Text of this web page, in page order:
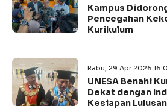
Kampus
Pencegahan
Kurikulum
Rabu, 29 Apr 2026
UNESA Benahi
Dekat dengan
Kesiapan